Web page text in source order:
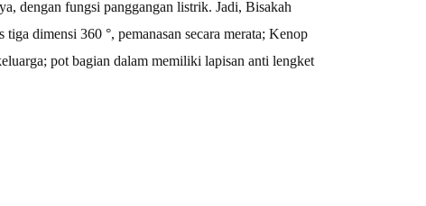
dengan fungsi panggangan listrik. Jadi, Bisakah
dimensi 360 °, pemanasan secara merata; Kenop
pot bagian dalam memiliki lapisan anti lengket